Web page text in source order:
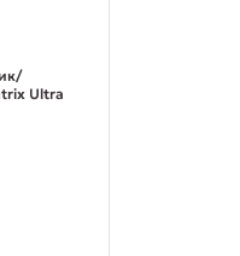
Ultra